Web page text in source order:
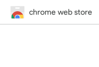
chrome web store